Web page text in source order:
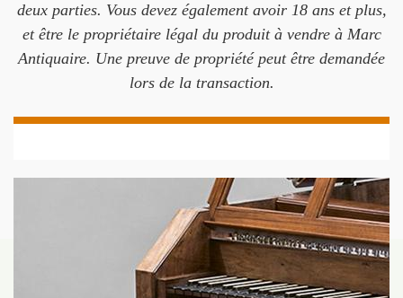
deux parties. Vous devez également avoir 18 ans et plus,
et être le propriétaire légal du produit à vendre à Marc
Antiquaire. Une preuve de propriété peut être demandée
lors de la transaction.